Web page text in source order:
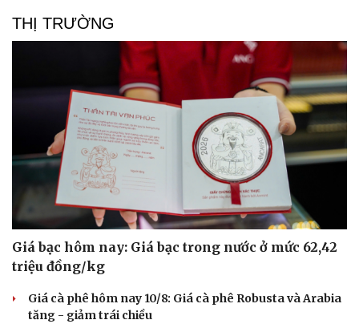
THỊ TRƯỜNG
Giá bạc hôm nay: Giá bạc trong nước ở mức 62,42
triệu đồng/kg
Giá cà phê hôm nay 10/8: Giá cà phê Robusta và Arabia
tăng - giảm trái chiều